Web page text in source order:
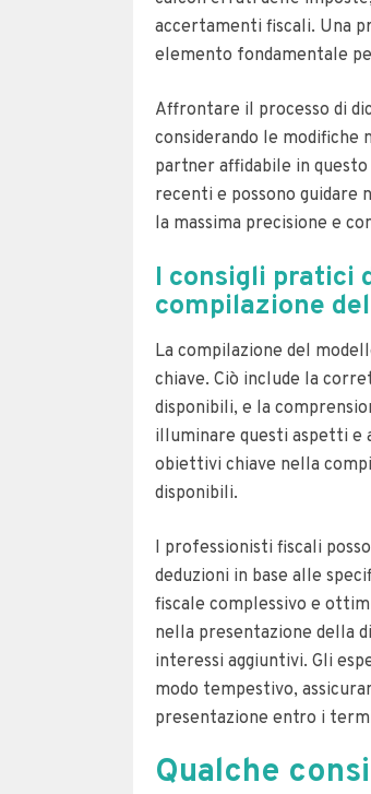
accertamenti fiscali. Una
elemento fondamentale
Affrontare il processo di
considerando le modifiche
partner affidabile in
recenti e possono guidare
la massima precisione e
I consigli pratici
compilazione
La compilazione del
chiave. Ciò include la
disponibili, e la
illuminare questi aspetti e
obiettivi chiave nella
disponibili.
I professionisti fiscali
deduzioni in base alle
fiscale complessivo e
nella presentazione della
interessi aggiuntivi. Gli
modo tempestivo,
presentazione entro i
Qualche